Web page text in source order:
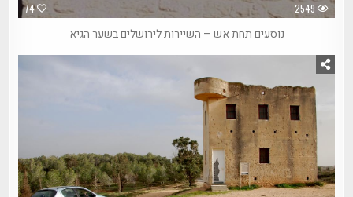
74 2549
נוסעים תחת אש – השיירות לירושלים בשער הגיא